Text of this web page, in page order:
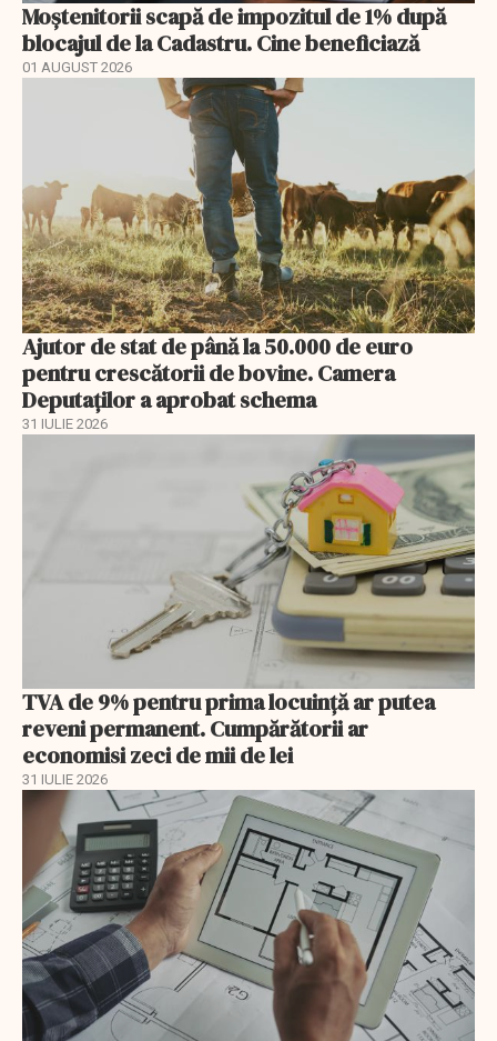
Moștenitorii scapă de impozitul de 1% după
blocajul de la Cadastru. Cine beneficiază
01 AUGUST 2026
Ajutor de stat de până la 50.000 de euro
pentru crescătorii de bovine. Camera
Deputaților a aprobat schema
31 IULIE 2026
TVA de 9% pentru prima locuință ar putea
reveni permanent. Cumpărătorii ar
economisi zeci de mii de lei
31 IULIE 2026